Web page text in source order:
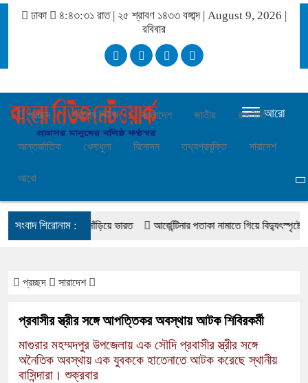
ঢাকা ৪:৪৩:৩১ রাত| ২৫ শ্রাবণ ১৪৩৩ বঙ্গাব্দ | August 9, 2026 |
রবিবার
প্রচ্ছদ সর্বশেষ নিউজ বাংলাদেশ জাতীয় রাজনীতি
আন্তর্জাতিক খেলাধুলা বিনোদন তথ্যপ্রযুক্তি সারাদেশ
আরো
আরো
সংবাদ শিরোনাম :
সমীকরণ, কোথায় দাঁড়িয়ে ভারত আর্জেন্টিনার পতাকা নামাতে গিয়ে বিদ্যুৎস্পৃষ্টে
প্রচ্ছদ সারাদেশ
প্রবাসীর স্ত্রীর সঙ্গে আপত্তিকর অবস্থায় আটক শিবিরকর্মী
মাগুরার মহম্মদপুর উপজেলায় এক সৌদি প্রবাসীর স্ত্রীর সঙ্গে
অনৈতিক অবস্থায় এক যুবককে হাতেনাতে আটক করেছে স্থানীয়
বাসিন্দারা। শুক্রবার